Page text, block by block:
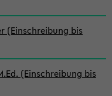
(Einschreibung bis
(Einschreibung bis